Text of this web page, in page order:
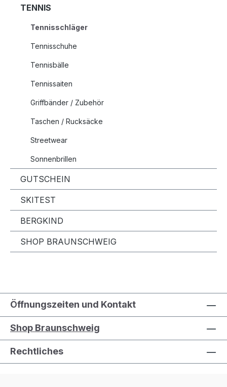
TENNIS
Tennisschläger
Tennisschuhe
Tennisbälle
Tennissaiten
Griffbänder / Zubehör
Taschen / Rucksäcke
Streetwear
Sonnenbrillen
GUTSCHEIN
SKITEST
BERGKIND
SHOP BRAUNSCHWEIG
Öffnungszeiten und Kontakt
Shop Braunschweig
Rechtliches